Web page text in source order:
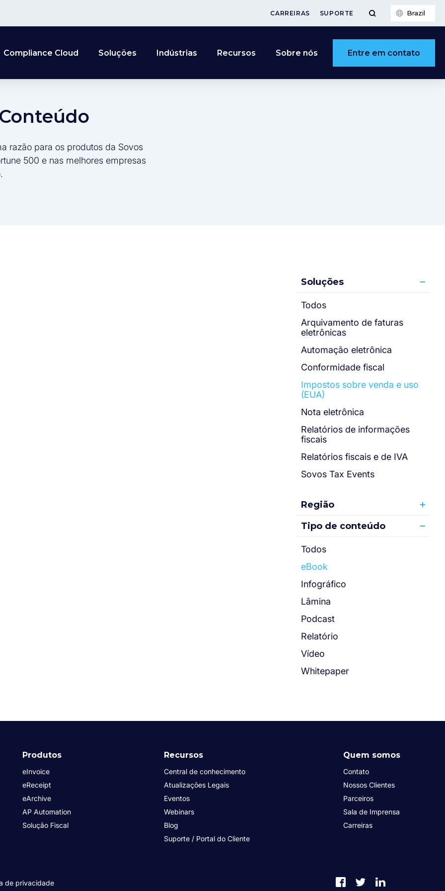
CARREIRAS SUPORTE Brazil
Compliance Cloud Soluções Indústrias Recursos Sobre nós Entre em contato
razão para os produtos da Sovos
500 e nas melhores empresas
Soluções
Todos
Arquivamento de faturas
eletrônicas
Automação eletrônica
Conformidade fiscal
Impostos sobre venda e uso
(EUA)
Nota eletrônica
Relatórios de informações
fiscais
Relatórios fiscais e de IVA
Sovos Tax Events
Região
Tipo de conteúdo
Todos
eBook
Infográfico
Lâmina
Podcast
Relatório
Vídeo
Whitepaper
Produtos
eInvoice
eReceipt
eArchive
AP Automation
Solução Fiscal
Recursos
Central de conhecimento
Atualizações Legais
Eventos
Webinars
Blog
Suporte / Portal do Cliente
Quem somos
Contato
Nossos Clientes
Parceiros
Sala de Imprensa
Carreiras
de privacidade